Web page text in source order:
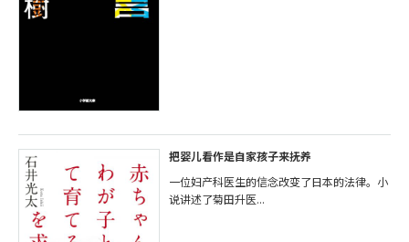
把婴儿看作是自家孩子来抚养
一位妇产科医生的信念改变了日本的法律。小
说讲述了菊田升医...